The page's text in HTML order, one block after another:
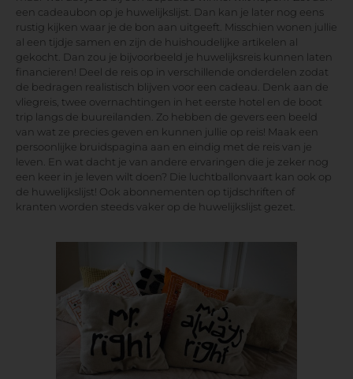
een cadeaubon op je huwelijkslijst. Dan kan je later nog eens
rustig kijken waar je de bon aan uitgeeft. Misschien wonen jullie
al een tijdje samen en zijn de huishoudelijke artikelen al
gekocht. Dan zou je bijvoorbeeld je huwelijksreis kunnen laten
financieren! Deel de reis op in verschillende onderdelen zodat
de bedragen realistisch blijven voor een cadeau. Denk aan de
vliegreis, twee overnachtingen in het eerste hotel en de boot
trip langs de buureilanden. Zo hebben de gevers een beeld
van wat ze precies geven en kunnen jullie op reis! Maak een
persoonlijke bruidspagina aan en eindig met de reis van je
leven. En wat dacht je van andere ervaringen die je zeker nog
een keer in je leven wilt doen? Die luchtballonvaart kan ook op
de huwelijkslijst! Ook abonnementen op tijdschriften of
kranten worden steeds vaker op de huwelijkslijst gezet.